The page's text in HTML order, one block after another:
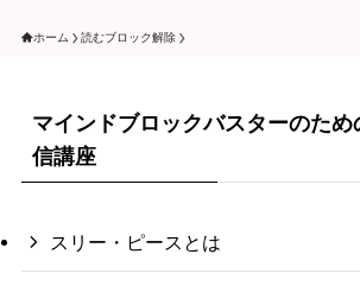
ホーム 読むブロック解除
マインドブロックバスターのため
信講座
スリー・ピースとは